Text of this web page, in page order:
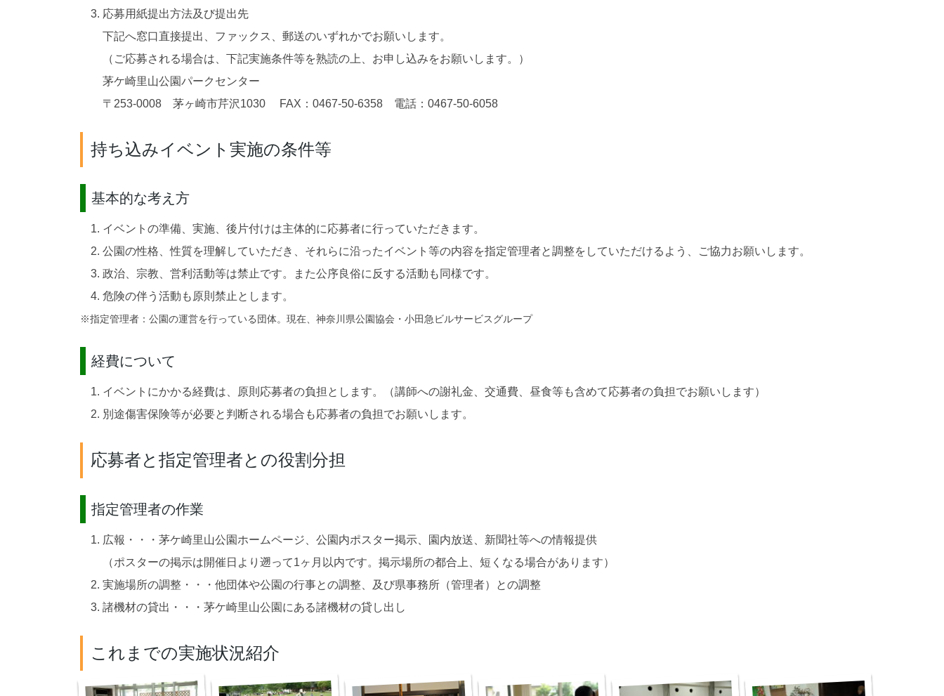
応募用紙提出方法及び提出先
下記へ窓口直接提出、ファックス、郵送のいずれかでお願いします。
（ご応募される場合は、下記実施条件等を熟読の上、お申し込みをお願いします。）
茅ケ崎里山公園パークセンター
〒253-0008 茅ヶ崎市芹沢1030 FAX：0467-50-6358 電話：0467-50-6058
持ち込みイベント実施の条件等
基本的な考え方
イベントの準備、実施、後片付けは主体的に応募者に行っていただきます。
公園の性格、性質を理解していただき、それらに沿ったイベント等の内容を指定管理者と調整をしていただけるよう、ご協力お願いします。
政治、宗教、営利活動等は禁止です。また公序良俗に反する活動も同様です。
危険の伴う活動も原則禁止とします。
※指定管理者：公園の運営を行っている団体。現在、神奈川県公園協会・小田急ビルサービスグループ
経費について
イベントにかかる経費は、原則応募者の負担とします。（講師への謝礼金、交通費、昼食等も含めて応募者の負担でお願いします）
別途傷害保険等が必要と判断される場合も応募者の負担でお願いします。
応募者と指定管理者との役割分担
指定管理者の作業
広報・・・茅ケ崎里山公園ホームページ、公園内ポスター掲示、園内放送、新聞社等への情報提供
（ポスターの掲示は開催日より遡って1ヶ月以内です。掲示場所の都合上、短くなる場合があります）
実施場所の調整・・・他団体や公園の行事との調整、及び県事務所（管理者）との調整
諸機材の貸出・・・茅ケ崎里山公園にある諸機材の貸し出し
これまでの実施状況紹介